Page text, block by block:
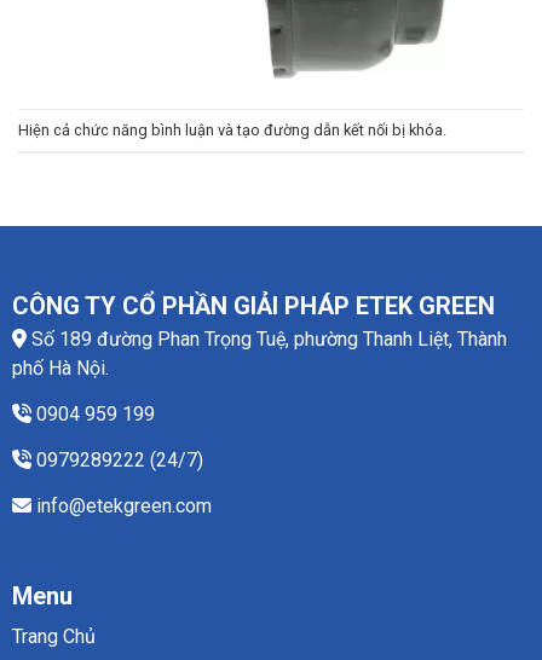
Hiện cả chức năng bình luận và tạo đường dẫn kết nối bị khóa.
CÔNG TY CỔ PHẦN GIẢI PHÁP ETEK GREEN
Số 189 đường Phan Trọng Tuệ, phường Thanh Liệt, Thành
phố Hà Nội.
0904 959 199
0979289222 (24/7)
info@etekgreen.com
Menu
Trang Chủ